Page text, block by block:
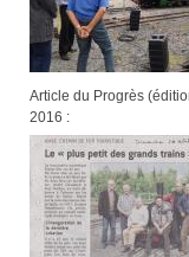
Article du Progrès
2016 :